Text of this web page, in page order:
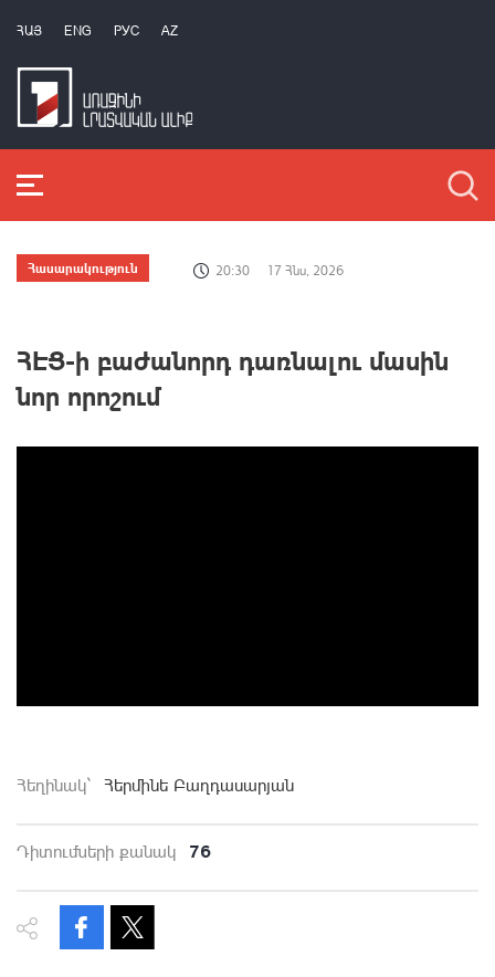
ՀԱՅ ENG РУС AZ
Հասարակություն 20:30 17 Հնս, 2026
ՀԷՑ-ի բաժանորդ դառնալու մասին
նոր որոշում
Հեղինակ` Հերմինե Բաղդասարյան
Դիտումների քանակ 76